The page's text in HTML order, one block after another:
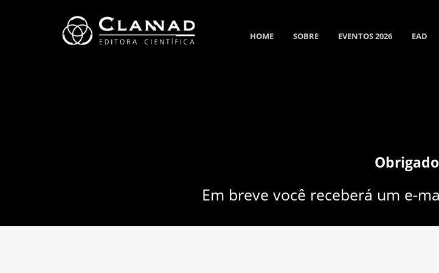
HOME SOBRE EVENTOS 2026 EAD
Em breve você receberá um e-